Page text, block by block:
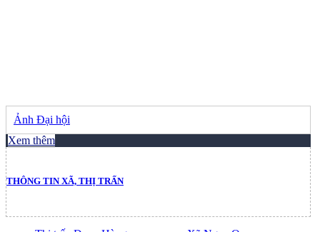
Ảnh Đại hội
Xem thêm
THÔNG TIN XÃ, THỊ TRẤN